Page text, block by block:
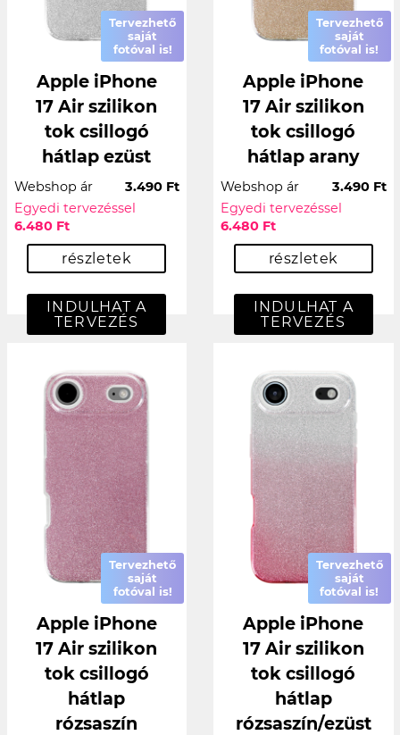
Tervezhető
saját
fotóval is!
Apple iPhone
17 Air szilikon
tok csillogó
hátlap ezüst
Webshop ár
3.490 Ft
Egyedi tervezéssel
6.480 Ft
részletek
INDULHAT A
TERVEZÉS
Tervezhető
saját
fotóval is!
Apple iPhone
17 Air szilikon
tok csillogó
hátlap arany
Webshop ár
3.490 Ft
Egyedi tervezéssel
6.480 Ft
részletek
INDULHAT A
TERVEZÉS
Tervezhető
saját
fotóval is!
Apple iPhone
17 Air szilikon
tok csillogó
hátlap
rózsaszín
Tervezhető
saját
fotóval is!
Apple iPhone
17 Air szilikon
tok csillogó
hátlap
rózsaszín/ezüst